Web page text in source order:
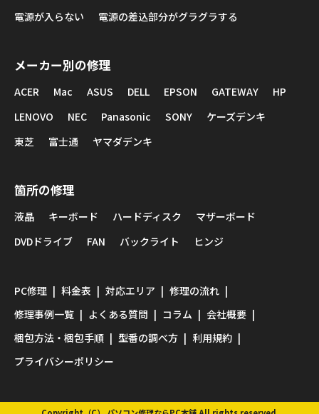
電源が入らない
電源の差込部分がグラグラする
メーカー別の修理
ACER Mac ASUS DELL EPSON GATEWAY
HP
LENOVO
NEC Panasonic SONY
ケーズデンキ
東芝
富士通 ヤマダデンキ
箇所の修理
液晶 キーボード ハードディスク
マザーボード
DVDドライブ
FAN バックライト ヒンジ
PC修理 料金表 対応エリア
修理の流れ
修理事例一覧
よくある質問 コラム
会社概要
梱包方法・梱包手順
型番の調べ方
利用規約
プライバシーポリシー